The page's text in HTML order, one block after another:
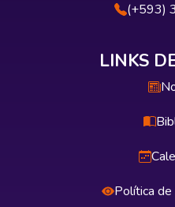
(+593)
LINKS
Política